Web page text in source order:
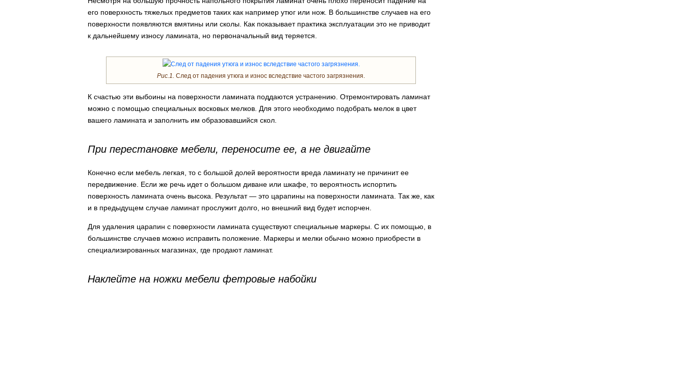
его поверхность тяжелых предметов таких как например утюг или нож. В большинстве случаев на его
поверхности появляются вмятины или сколы. Как показывает практика эксплуатации это не приводит
к дальнейшему износу ламината, но первоначальный вид теряется.
Рис.1. След от падения утюга и износ вследствие частого загрязнения.
К счастью эти выбоины на поверхности ламината поддаются устранению. Отремонтировать ламинат
можно с помощью специальных восковых мелков. Для этого необходимо подобрать мелок в цвет
вашего ламината и заполнить им образовавшийся скол.
При перестановке мебели, переносите ее, а не двигайте
Конечно если мебель легкая, то с большой долей вероятности вреда ламинату не причинит ее
передвижение. Если же речь идет о большом диване или шкафе, то вероятность испортить
поверхность ламината очень высока. Результат — это царапины на поверхности ламината. Так же, как
и в предыдущем случае ламинат прослужит долго, но внешний вид будет испорчен.
Для удаления царапин с поверхности ламината существуют специальные маркеры. С их помощью, в
большинстве случаев можно исправить положение. Маркеры и мелки обычно можно приобрести в
специализированных магазинах, где продают ламинат.
Наклейте на ножки мебели фетровые набойки